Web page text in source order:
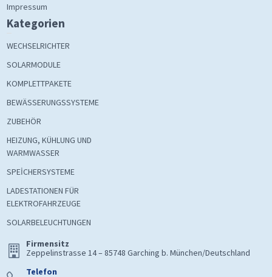
Impressum
Kategorien
WECHSELRICHTER
SOLARMODULE
KOMPLETTPAKETE
BEWÄSSERUNGSSYSTEME
ZUBEHÖR
HEIZUNG, KÜHLUNG UND
WARMWASSER
SPEİCHERSYSTEME
LADESTATIONEN FÜR
ELEKTROFAHRZEUGE
SOLARBELEUCHTUNGEN
Firmensitz
Zeppelinstrasse 14 – 85748 Garching b. München/Deutschland
Telefon